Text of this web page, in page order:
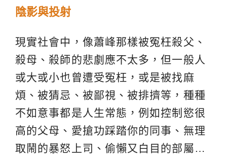
陰影與投射
現實社會中，像蕭峰那樣被冤枉殺父、
殺母、殺師的悲劇應不太多，但一般人
或大或小也曾遭受冤枉，或是被找麻
煩、被猜忌、被鄙視、被排擠等，種種
不如意事都是人生常態，例如控制慾很
高的父母、愛搶功踩踏你的同事、無理
取鬧的暴怒上司、偷懶又白目的部屬…